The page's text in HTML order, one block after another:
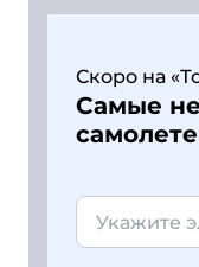
Скоро на
Самые
самолете